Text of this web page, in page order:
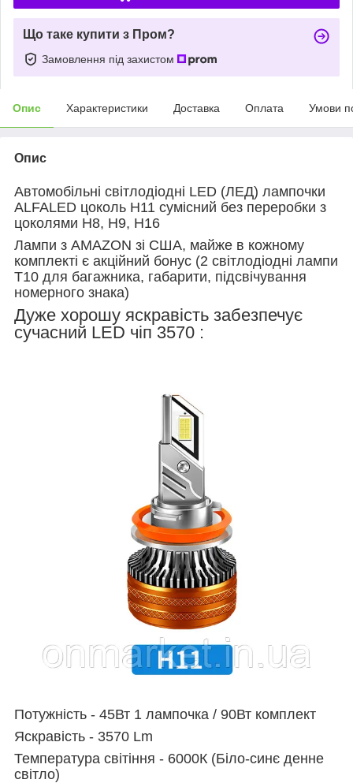
Що таке купити з Пром?
Замовлення під захистом
Опис Характеристики Доставка Оплата Умови
Опис
Автомобільні світлодіодні LED (ЛЕД) лампочки
ALFALED цоколь H11 сумісний без переробки з
цоколями H8, H9, H16
Лампи з AMAZON зі США, майже в кожному
комплекті є акційний бонус (2 світлодіодні лампи
T10 для багажника, габарити, підсвічування
номерного знака)
Дуже хорошу яскравість забезпечує
сучасний LED чіп 3570 :
Потужність - 45Вт 1 лампочка / 90Вт комплект
Яскравість - 3570 Lm
Температура світіння - 6000К (Біло-синє денне
світло)